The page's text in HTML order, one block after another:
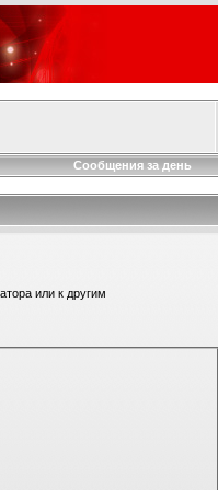
Сообщения за день
или к другим